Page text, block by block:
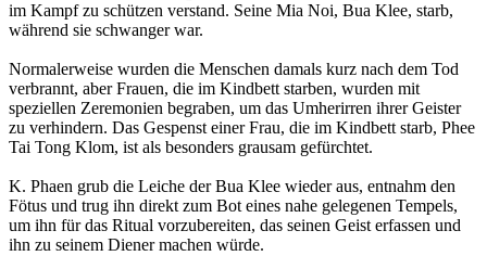
im Kampf zu schützen verstand. Seine Mia Noi, Bua Klee, starb,
während sie schwanger war.
Normalerweise wurden die Menschen damals kurz nach dem Tod
verbrannt, aber Frauen, die im Kindbett starben, wurden mit
speziellen Zeremonien begraben, um das Umherirren ihrer Geister
zu verhindern. Das Gespenst einer Frau, die im Kindbett starb, Phee
Tai Tong Klom, ist als besonders grausam gefürchtet.
K. Phaen grub die Leiche der Bua Klee wieder aus, entnahm den
Fötus und trug ihn direkt zum Bot eines nahe gelegenen Tempels,
um ihn für das Ritual vorzubereiten, das seinen Geist erfassen und
ihn zu seinem Diener machen würde.